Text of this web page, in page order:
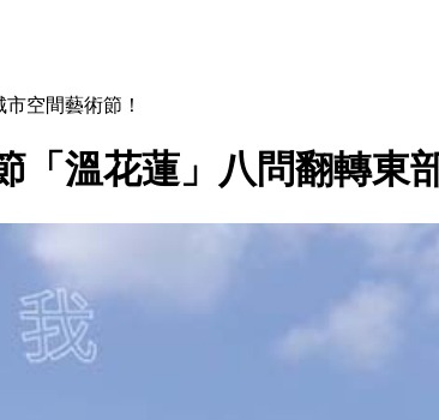
空間藝術節！
「溫花蓮」八問翻轉東